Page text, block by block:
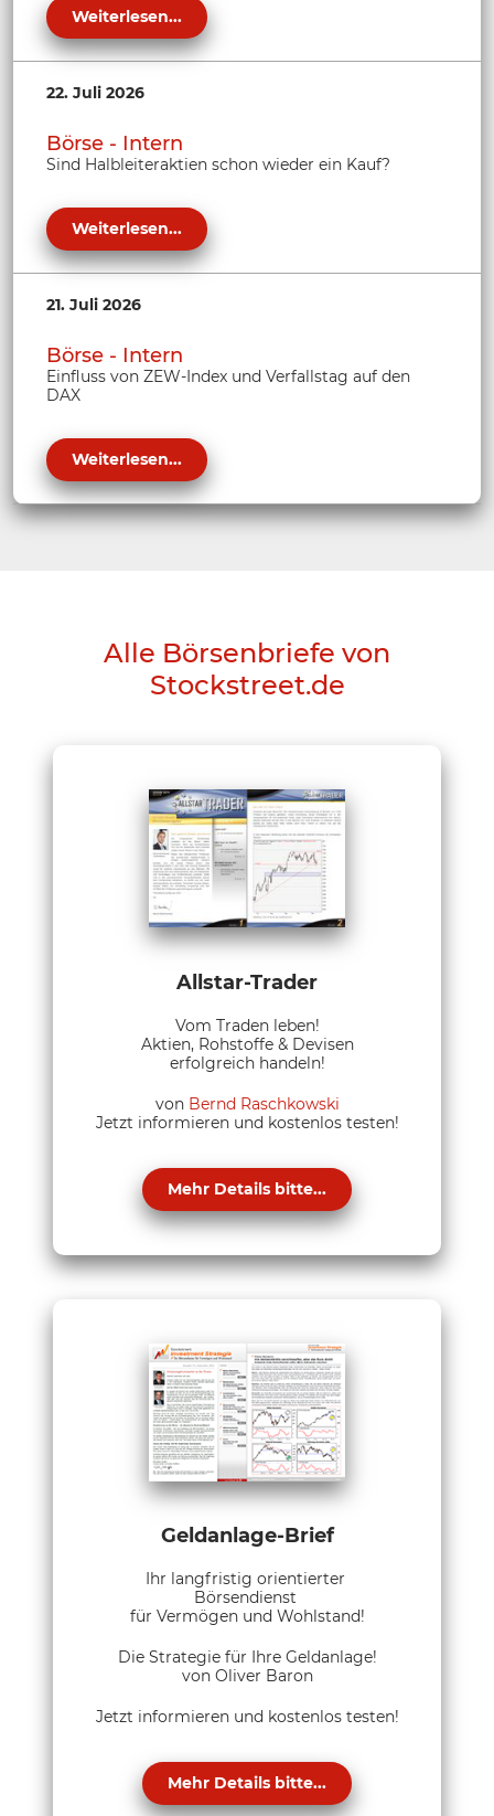
Weiterlesen...
22. Juli 2026
Börse - Intern
Sind Halbleiteraktien schon wieder ein Kauf?
Weiterlesen...
21. Juli 2026
Börse - Intern
Einfluss von ZEW-Index und Verfallstag auf den
DAX
Weiterlesen...
Alle Börsenbriefe von
Stockstreet.de
Allstar-Trader
Vom Traden leben!
Aktien, Rohstoffe & Devisen
erfolgreich handeln!
von Bernd Raschkowski
Jetzt informieren und kostenlos testen!
Mehr Details bitte...
Geldanlage-Brief
Ihr langfristig orientierter
Börsendienst
für Vermögen und Wohlstand!
Die Strategie für Ihre Geldanlage!
von Oliver Baron
Jetzt informieren und kostenlos testen!
Mehr Details bitte...